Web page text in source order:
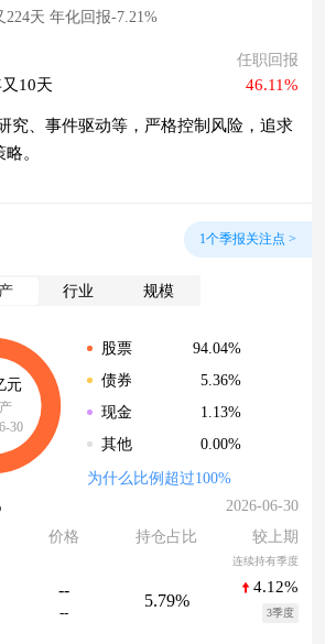
224天 年化回报-7.21%
10天
任职回报
46.11%
究、事件驱动等，严格控制风险，追求
。
1个季报关注点 >
行业 规模
元
30
股票
94.04%
债券
5.36%
现金
1.13%
其他
0.00%
为什么比例超过100%
2026-06-30
价格 持仓占比 较上期
连续持有季度
--
--
5.79%
4.12%
3季度